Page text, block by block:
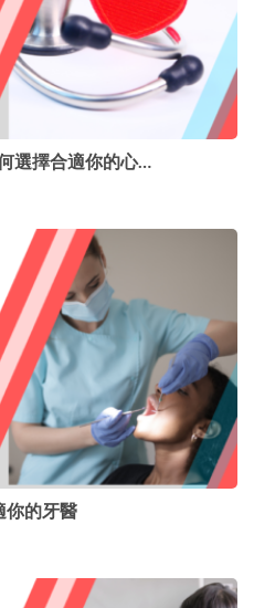
選擇合適你的心…
你的牙醫